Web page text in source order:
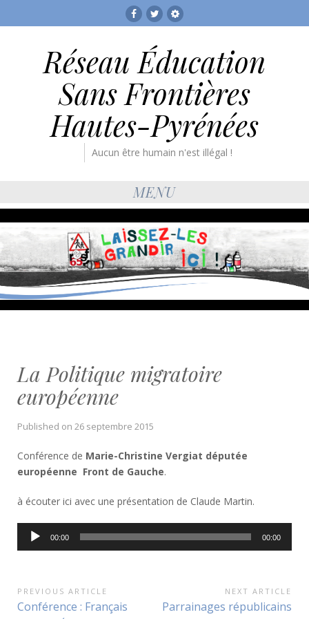
Facebook
TwitterRESF
Réseau Éducation
Sans Frontières
Hautes-Pyrénées
Aucun être humain n'est illégal !
MENU
La Politique migratoire
européenne
Published on 26 septembre 2015
Conférence de Marie-Christine Vergiat députée
européenne Front de Gauche.
à écouter ici avec une présentation de Claude Martin.
Lecteur
audio
00:00 00:00
Navigation
PREVIOUS ARTICLE
Previous
Conférence : Français
NEXT ARTICLE
Next
Parrainages républicains